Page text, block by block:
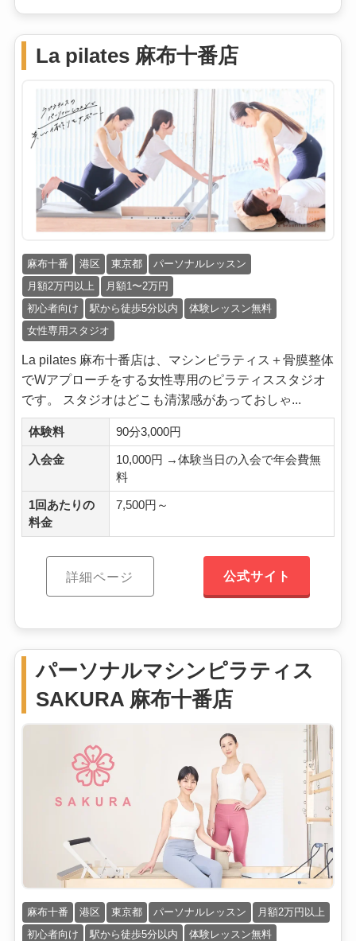
La pilates 麻布十番店
麻布十番 港区 東京都
パーソナルレッスン
月額2万円以上
月額1〜2万円
初心者向け
駅から徒歩5分以内
体験レッスン無料
女性専用スタジオ
La pilates 麻布十番店は、マシンピラティス＋骨膜整体
でWアプローチをする女性専用のピラティススタジオ
です。 スタジオはどこも清潔感があっておしゃ...
体験料 90分3,000円
入会金
10,000円 →体験当日の入会で年会費無
料
1回あたりの
料金
7,500円～
詳細ページ 公式サイト
パーソナルマシンピラティス
SAKURA 麻布十番店
麻布十番 港区 東京都 パーソナルレッスン
月額2万円以上
初心者向け
駅から徒歩5分以内
体験レッスン無料